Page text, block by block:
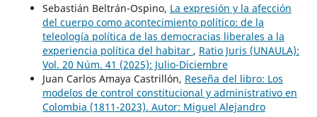
Sebastián Beltrán-Ospino, La expresión y la afección
del cuerpo como acontecimiento político: de la
teleología política de las democracias liberales a la
experiencia política del habitar , Ratio Juris (UNAULA):
Vol. 20 Núm. 41 (2025): Julio-Diciembre
Juan Carlos Amaya Castrillón, Reseña del libro: Los
modelos de control constitucional y administrativo en
Colombia (1811-2023). Autor: Miguel Alejandro